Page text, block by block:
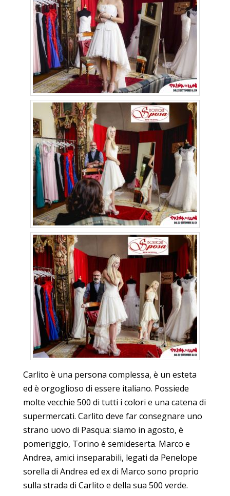
Carlito è una persona complessa, è un esteta
ed è orgoglioso di essere italiano. Possiede
molte vecchie 500 di tutti i colori e una catena di
supermercati. Carlito deve far consegnare uno
strano uovo di Pasqua: siamo in agosto, è
pomeriggio, Torino è semideserta. Marco e
Andrea, amici inseparabili, legati da Penelope
sorella di Andrea ed ex di Marco sono proprio
sulla strada di Carlito e della sua 500 verde.